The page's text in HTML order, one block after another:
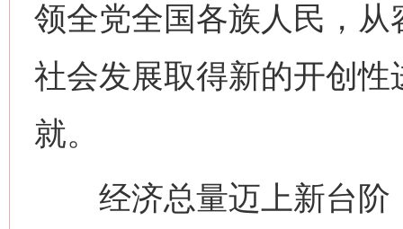
领全党全国各族人民，
社会发展取得新的开创
就。
经济总量迈上新台阶